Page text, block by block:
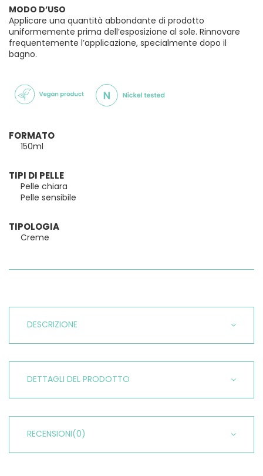
MODO D’USO
Applicare una quantità abbondante di prodotto
uniformemente prima dell’esposizione al sole. Rinnovare
frequentemente l’applicazione, specialmente dopo il
bagno.
FORMATO
150ml
TIPI DI PELLE
Pelle chiara
Pelle sensibile
TIPOLOGIA
Creme
DESCRIZIONE
DETTAGLI DEL PRODOTTO
RECENSIONI(0)